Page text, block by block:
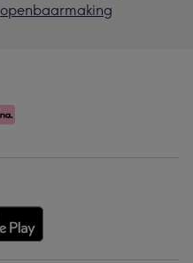
openbaarmaking